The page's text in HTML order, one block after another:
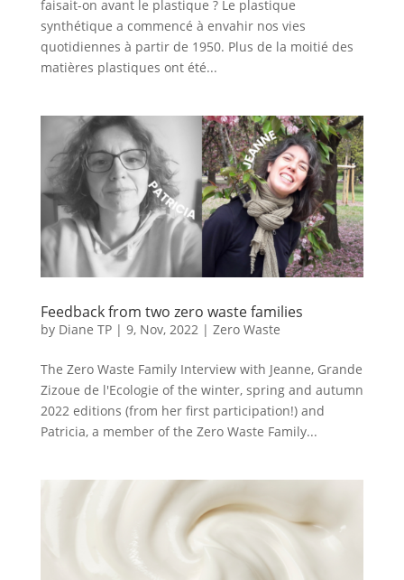
faisait-on avant le plastique ? Le plastique
synthétique a commencé à envahir nos vies
quotidiennes à partir de 1950. Plus de la moitié des
matières plastiques ont été...
Feedback from two zero waste families
by Diane TP| 9, Nov, 2022 | Zero Waste
The Zero Waste Family Interview with Jeanne, Grande
Zizoue de l'Ecologie of the winter, spring and autumn
2022 editions (from her first participation!) and
Patricia, a member of the Zero Waste Family...